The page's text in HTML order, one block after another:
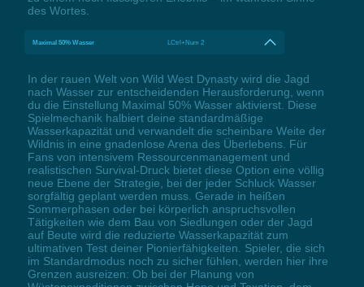
des Wortes.
Maximal 50% Wasser LCtrl+Num 2
In der rauen Welt von Wild West Dynasty wird die Jagd
nach Wasser zur entscheidenden Herausforderung, wenn
du die Einstellung Maximal 50% Wasser aktivierst. Diese
Spielmechanik halbiert deine standardmäßige
Wasserkapazität und verwandelt die scheinbare Weite der
Wildnis in eine gnadenlose Arena des Überlebens. Für
Fans von intensivem Ressourcenmanagement und
realistischen Survival-Druck bietet diese Option eine völlig
neue Ebene der Strategie, bei der jeder Schluck Wasser
sorgfältig geplant werden muss. Gerade in heißen
Sommerphasen oder bei körperlich anspruchsvollen
Tätigkeiten wie dem Bau von Siedlungen oder der Jagd
auf Beute wird die reduzierte Wasserkapazität zum
ultimativen Test deiner Pionierfähigkeiten. Spieler, die sich
im Standardmodus noch zu sicher fühlen, werden hier ihre
Grenzen ausreizen: Ob bei der Planung von